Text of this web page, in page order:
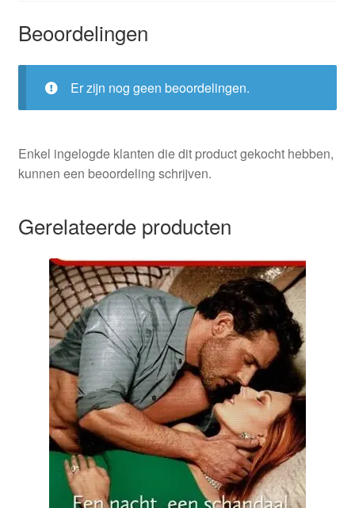
Beoordelingen
Er zijn nog geen beoordelingen.
Enkel ingelogde klanten die dit product gekocht hebben,
kunnen een beoordeling schrijven.
Gerelateerde producten